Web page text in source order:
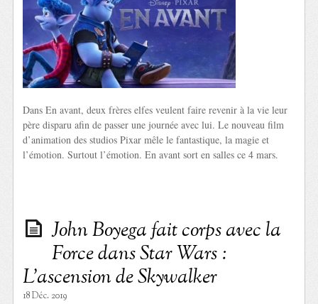
Dans En avant, deux frères elfes veulent faire revenir à la vie leur
père disparu afin de passer une journée avec lui. Le nouveau film
d’animation des studios Pixar mêle le fantastique, la magie et
l’émotion. Surtout l’émotion. En avant sort en salles ce 4 mars.
John Boyega fait corps avec la
Force dans Star Wars :
L’ascension de Skywalker
18 Déc. 2019